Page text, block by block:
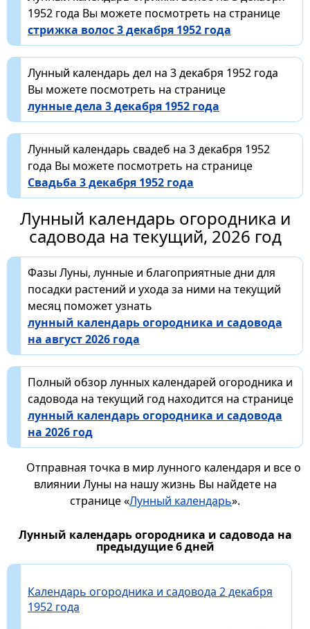
1952 года Вы можете посмотреть на странице
стрижка волос 3 декабря 1952 года
Лунный календарь дел на 3 декабря 1952 года
Вы можете посмотреть на странице
лунные дела 3 декабря 1952 года
Лунный календарь свадеб на 3 декабря 1952
года Вы можете посмотреть на странице
Свадьба 3 декабря 1952 года
Лунный календарь огородника и
садовода на текущий, 2026 год
Фазы Луны, лунные и благоприятные дни для
посадки растений и ухода за ними на текущий
месяц поможет узнать
лунный календарь огородника и садовода
на август 2026 года
Полный обзор лунных календарей огородника и
садовода на текущий год находится на странице
лунный календарь огородника и садовода
на 2026 год
Отправная точка в мир лунного календаря и все о
влиянии Луны на нашу жизнь Вы найдете на
странице «Лунный календарь».
Лунный календарь огородника и садовода на
предыдущие 6 дней
Календарь огородника и садовода 2 декабря
1952 года